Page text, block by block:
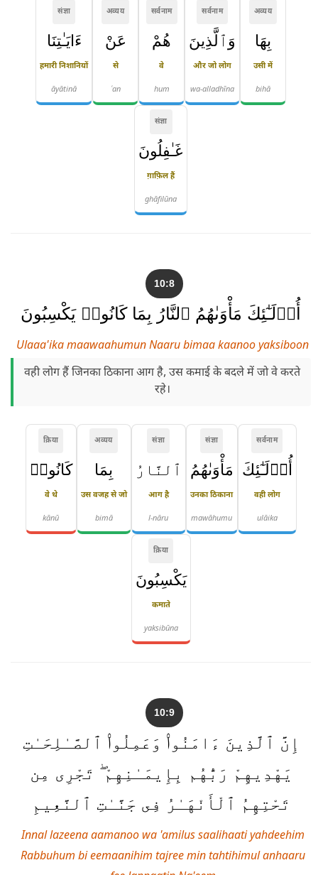
अव्यय
بِهَا
उसी में
bihā
सर्वनाम
وَٱلَّذِينَ
और जो लोग
wa-alladhīna
सर्वनाम
هُمْ
वे
hum
अव्यय
عَنْ
से
ʿan
संज्ञा
ءَايَـٰتِنَا
हमारी निशानियों
āyātinā
संज्ञा
غَـٰفِلُونَ
ग़ाफ़िल हैं
ghāfilūna
10:8
أُو۟لَـٰٓئِكَ مَأْوَىٰهُمُ ٱلنَّارُ بِمَا كَانُوا۟ يَكْسِبُونَ
Ulaaa'ika maawaahumun Naaru bimaa kaanoo yaksiboon
वही लोग हैं जिनका ठिकाना आग है, उस कमाई के बदले में जो वे करते
रहे।
सर्वनाम
أُو۟لَـٰٓئِكَ
वही लोग
ulāika
संज्ञा
مَأْوَىٰهُمُ
उनका ठिकाना
mawāhumu
संज्ञा
ٱلنَّارُ
आग है
l-nāru
अव्यय
بِمَا
उस वजह से जो
bimā
क्रिया
كَانُوا۟
वे थे
kānū
क्रिया
يَكْسِبُونَ
कमाते
yaksibūna
10:9
إِنَّ ٱلَّذِينَ ءَامَنُوا۟ وَعَمِلُوا۟ ٱلصَّـٰلِحَـٰتِ
يَهْدِيهِمْ رَبُّهُم بِإِيمَـٰنِهِمْ ۖ تَجْرِى مِن
تَحْتِهِمُ ٱلْأَنْهَـٰرُ فِى جَنَّـٰتِ ٱلنَّعِيمِ
Innal lazeena aamanoo wa 'amilus saalihaati yahdeehim
Rabbuhum bi eemaanihim tajree min tahtihimul anhaaru